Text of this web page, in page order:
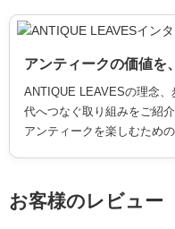
アンティークの価値を
ANTIQUE LEAVESの理念
代へつなぐ取り組みをご紹
アンティークを楽しむため
お客様のレビュー